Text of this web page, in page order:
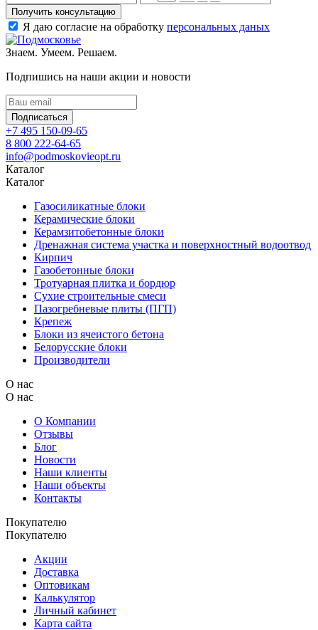
Получить консультацию
Я даю согласие на обработку персональных даных
Знаем. Умеем. Решаем.
Подпишись на наши акции и новости
Подписаться
+7 495 150-09-65
8 800 222-64-65
info@podmoskovieopt.ru
Каталог
Каталог
Газосиликатные блоки
Керамические блоки
Керамзитобетонные блоки
Дренажная система участка и поверхностный водоотвод
Кирпич
Газобетонные блоки
Тротуарная плитка и бордюр
Сухие строительные смеси
Пазогребневые плиты (ПГП)
Крепеж
Блоки из ячеистого бетона
Белорусские блоки
Производители
О нас
О нас
О Компании
Отзывы
Блог
Новости
Наши клиенты
Наши объекты
Контакты
Покупателю
Покупателю
Акции
Доставка
Оптовикам
Калькулятор
Личный кабинет
Карта сайта